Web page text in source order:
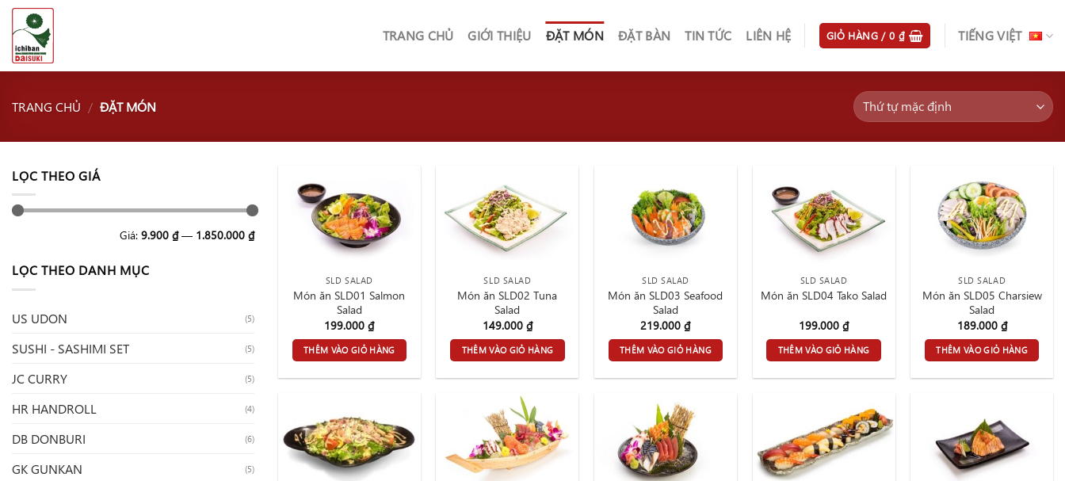
Chuyển
đến
nội
dung
TRANG CHỦ GIỚI THIỆU ĐẶT MÓN ĐẶT BÀN TIN TỨC LIÊN HỆ GIỎ HÀNG /0 ₫ TIẾNG VIỆT
TRANG CHỦ / ĐẶT MÓN
LỌC THEO GIÁ
Giá: 9.900 ₫— 1.850.000 ₫
LỌC THEO DANH MỤC
US UDON (5)
SUSHI - SASHIMI SET (5)
JC CURRY (5)
HR HANDROLL (4)
DB DONBURI (6)
GK GUNKAN (5)
SLD SALAD
Món ăn SLD01 Salmon
Salad
199.000₫
THÊM VÀO GIỎ HÀNG
SLD SALAD
Món ăn SLD02 Tuna
Salad
149.000 ₫
THÊM VÀO GIỎ HÀNG
SLD SALAD
Món ăn SLD03 Seafood
Salad
219.000₫
THÊM VÀO GIỎ HÀNG
SLD SALAD
Món ăn SLD04 Tako Salad
199.000₫
THÊM VÀO GIỎ HÀNG
SLD SALAD
Món ăn SLD05 Charsiew
Salad
189.000 ₫
THÊM VÀO GIỎ HÀNG